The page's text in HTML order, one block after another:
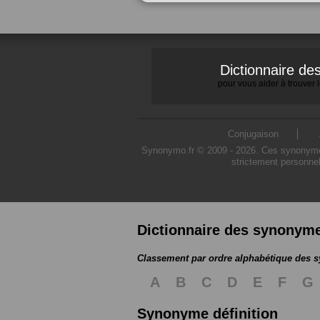
Dictionnaire
pour vous aider à trouver
Conjugaison
Synonymo.fr © 2009 - 2026. Ces
strictement
Dictionnaire des
Classement par ordre alphabétique des
A B C D E F
G
Synonyme définition